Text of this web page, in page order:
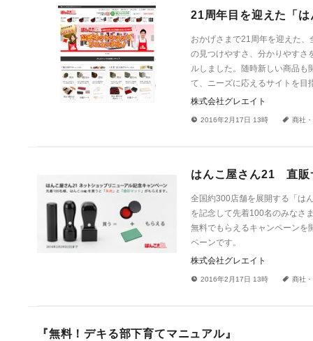
21周年目を迎えた「
おかげさまで21周年を迎えた
の見つけやすさ、分かりやすさ
ルしました。随時新しい商品も
て、ニーズに応えるサイトを目
株式会社グレエイト
! 2016年2月17日 13時 a 商社
はんこ屋さん21 直販
全国約300店舗を展開する「は
を記念して先着100名のみなさ
無料でもらえるキャンペーンを
ペーンです。
株式会社グレエイト
! 2016年2月17日 13時 a 商社
『無料！デキる部下育てマニュアル』